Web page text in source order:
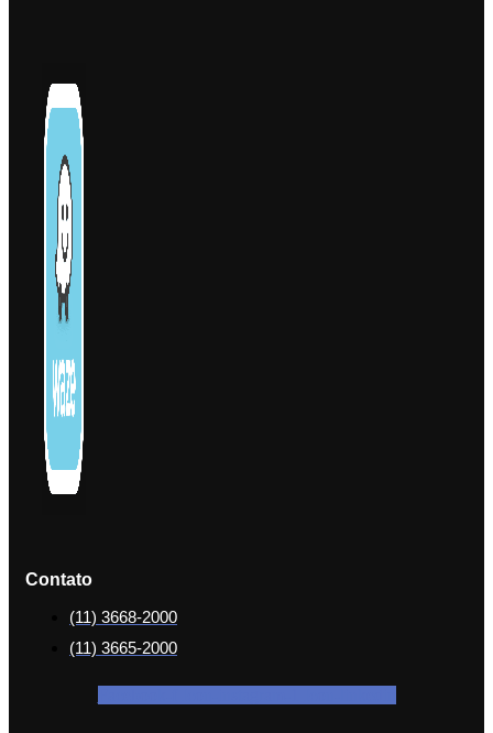
Contato
(11) 3668-2000
(11) 3665-2000